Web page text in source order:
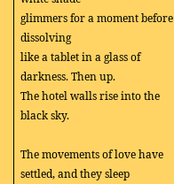
glimmers for a moment before
dissolving
like a tablet in a glass of
darkness. Then up.
The hotel walls rise into the
black sky.
The movements of love have
settled, and they sleep